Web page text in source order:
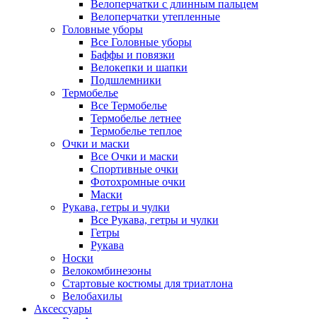
Велоперчатки с длинным пальцем
Велоперчатки утепленные
Головные уборы
Все Головные уборы
Баффы и повязки
Велокепки и шапки
Подшлемники
Термобелье
Все Термобелье
Термобелье летнее
Термобелье теплое
Очки и маски
Все Очки и маски
Спортивные очки
Фотохромные очки
Маски
Рукава, гетры и чулки
Все Рукава, гетры и чулки
Гетры
Рукава
Носки
Велокомбинезоны
Стартовые костюмы для триатлона
Велобахилы
Аксессуары